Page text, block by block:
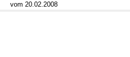
vom 20.02.2008